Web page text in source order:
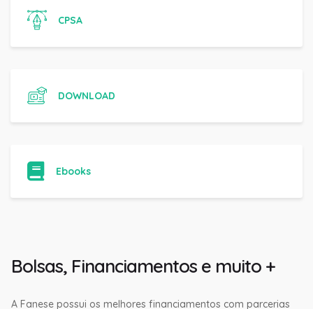
CPSA
DOWNLOAD
Ebooks
Bolsas, Financiamentos e muito +
A Fanese possui os melhores financiamentos com parcerias